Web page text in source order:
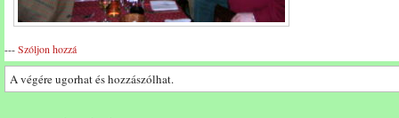
---Szóljon hozzá
A végére ugorhat és hozzászólhat.